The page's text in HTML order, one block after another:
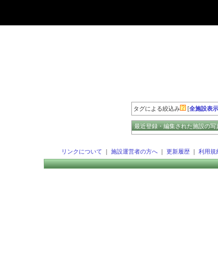
タグによる絞込み [全施設表示
最近登録・編集された施設の写
リンクについて 施設運営者の方へ｜ 更新履歴｜ 利用規